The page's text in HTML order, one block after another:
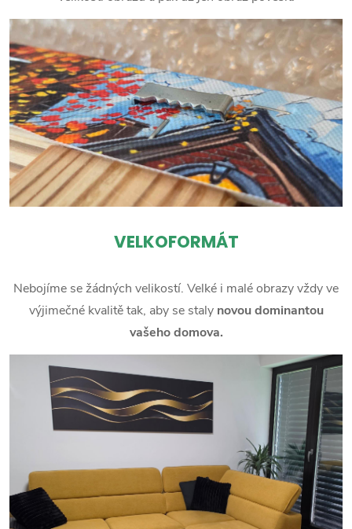
VELKOFORMÁT
Nebojíme se žádných velikostí. Velké i malé obrazy vždy ve
výjimečné kvalitě tak, aby se staly novou dominantou
vašeho domova.